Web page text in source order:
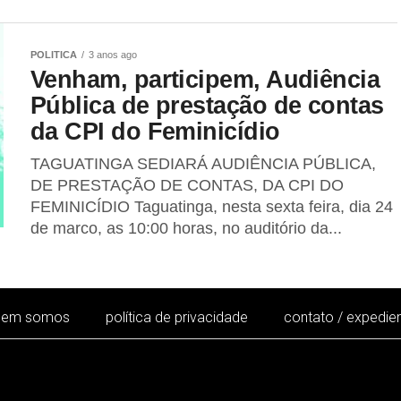
POLITICA 3 anos ago
Venham, participem, Audiência
Pública de prestação de contas
da CPI do Feminicídio
TAGUATINGA SEDIARÁ AUDIÊNCIA PÚBLICA,
DE PRESTAÇÃO DE CONTAS, DA CPI DO
FEMINICÍDIO Taguatinga, nesta sexta feira, dia 24
de marco, as 10:00 horas, no auditório da...
somos política de privacidade contato /